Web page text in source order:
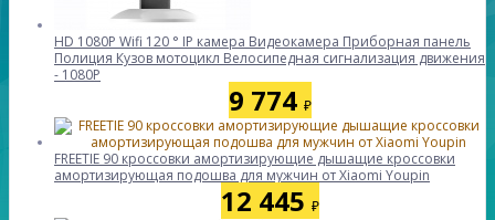
HD 1080P Wifi 120 ° IP камера Видеокамера Приборная панель
Полиция Кузов мотоцикл Велосипедная сигнализация движения
- 1080P
9 774 ₽
FREETIE 90 кроссовки амортизирующие дышащие кроссовки
амортизирующая подошва для мужчин от Xiaomi Youpin
12 445 ₽